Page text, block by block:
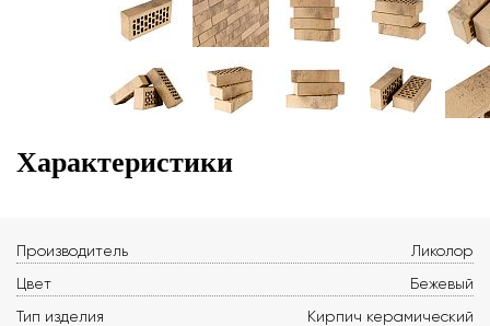
Характеристики
Производитель
Ликолор
Цвет
Бежевый
Тип изделия
Кирпич керамический